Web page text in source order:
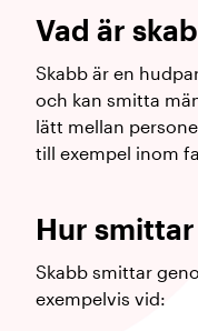
Vad är
Skabb är en
och kan smitta
lätt mellan
till exempel inom
Hur
Skabb smittar
exempelvis vid: